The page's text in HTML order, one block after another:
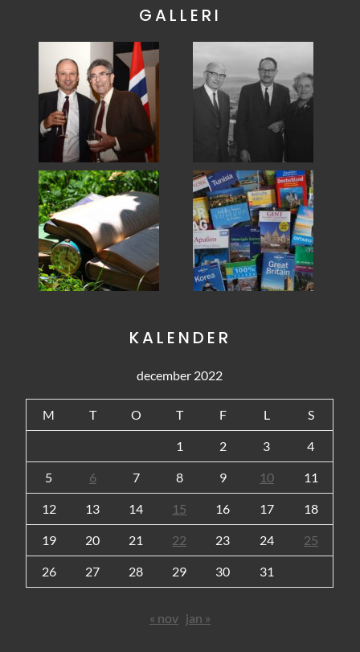
GALLERI
KALENDER
december 2022
M T O T F L S
1 2 3 4
5 6 7 8 9 10 11
12 13 14 15 16 17 18
19 20 21 22 23 24 25
26 27 28 29 30 31
« nov jan »